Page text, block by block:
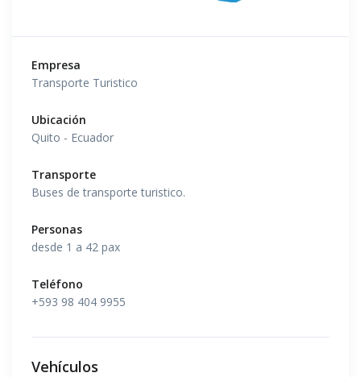
Empresa
Transporte Turistico
Ubicación
Quito - Ecuador
Transporte
Buses de transporte turistico.
Personas
desde 1 a 42 pax
Teléfono
+593 98 404 9955
Vehículos